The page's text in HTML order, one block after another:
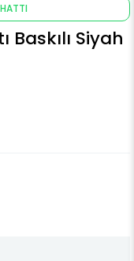
Baskılı Siyah